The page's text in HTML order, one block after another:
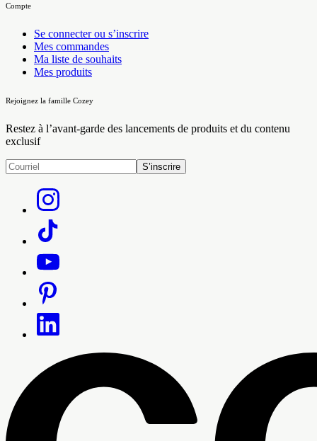
Compte
Se connecter ou s’inscrire
Mes commandes
Ma liste de souhaits
Mes produits
Rejoignez la famille Cozey
Restez à l’avant-garde des lancements de produits et du contenu
exclusif
S’inscrire